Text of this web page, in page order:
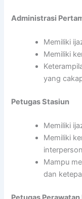
Administrasi
Memiliki
Memiliki
yang
Petugas Stasiun
Memiliki
Memiliki
Mampu
dan